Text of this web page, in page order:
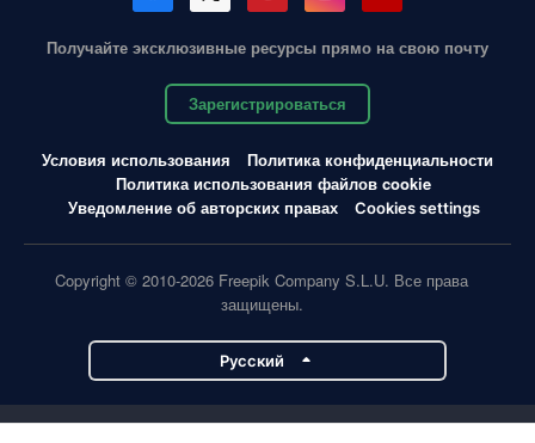
Получайте эксклюзивные ресурсы прямо на свою почту
Зарегистрироваться
Условия использования
Политика конфиденциальности
Политика использования файлов cookie
Уведомление об авторских правах
Cookies settings
Copyright © 2010-2026 Freepik Company S.L.U. Все права
защищены.
Pусский